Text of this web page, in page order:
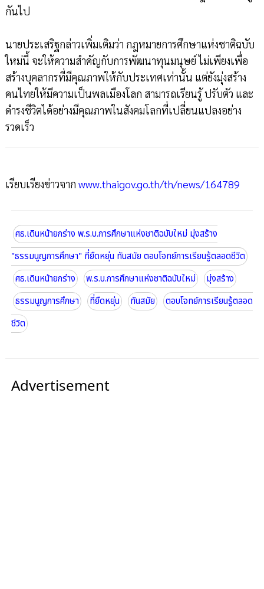
กันไป
นายประเสริฐกล่าวเพิ่มเติมว่า กฎหมายการศึกษาแห่งชาติฉบับ
ใหม่นี้ จะให้ความสำคัญกับการพัฒนาทุนมนุษย์ ไม่เพียงเพื่อ
สร้างบุคลากรที่มีคุณภาพให้กับประเทศเท่านั้น แต่ยังมุ่งสร้าง
คนไทยให้มีความเป็นพลเมืองโลก สามารถเรียนรู้ ปรับตัว และ
ดำรงชีวิตได้อย่างมีคุณภาพในสังคมโลกที่เปลี่ยนแปลงอย่าง
รวดเร็ว
เรียบเรียงข่าวจาก www.thaigov.go.th/th/news/164789
ศธ.เดินหน้ายกร่าง พ.ร.บ.การศึกษาแห่งชาติฉบับใหม่ มุ่งสร้าง
"ธรรมนูญการศึกษา" ที่ยืดหยุ่น ทันสมัย ตอบโจทย์การเรียนรู้ตลอดชีวิต
ศธ.เดินหน้ายกร่าง
พ.ร.บ.การศึกษาแห่งชาติฉบับใหม่
มุ่งสร้าง
ธรรมนูญการศึกษา
ที่ยืดหยุ่น ทันสมัย
ตอบโจทย์การเรียนรู้ตลอด
ชีวิต
Advertisement